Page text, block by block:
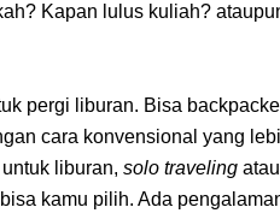
Kapan lulus kuliah?
pergi liburan. Bisa
cara konvensional yang
liburan, solo traveling
kamu pilih. Ada